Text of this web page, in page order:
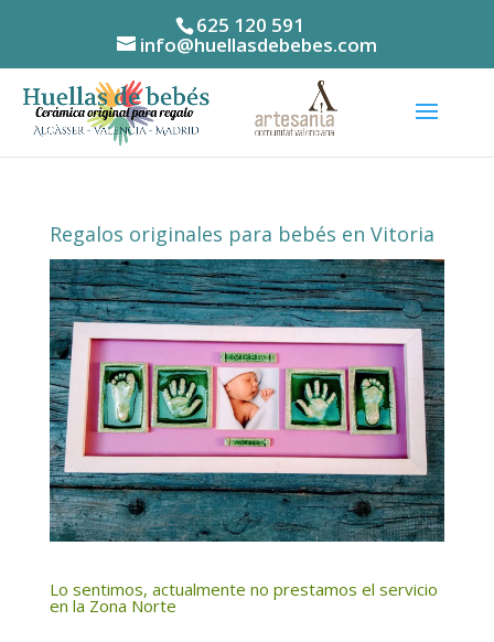
625 120 591
info@huellasdebebes.com
Regalos originales para bebés en Vitoria
Lo sentimos, actualmente no prestamos el servicio
en la Zona Norte